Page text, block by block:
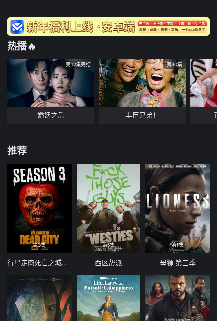
热播🔥
第12集完结
婚姻之后
第30集
丰臣兄弟！
推荐
第3集
行尸走肉死亡之城第三季
第6集
西区帮派
第1集
母狮 第三季